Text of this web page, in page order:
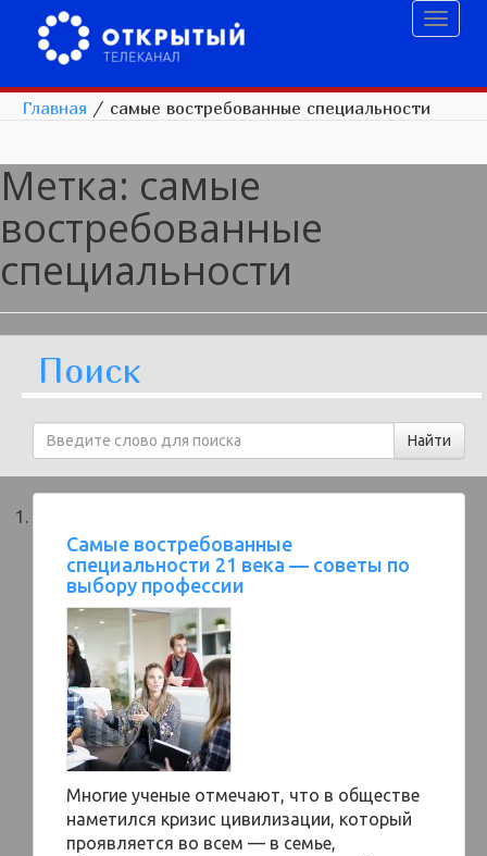
Главная / самые востребованные специальности
Метка: самые
востребованные
специальности
Поиск
Самые востребованные
специальности 21 века — советы по
выбору профессии
Многие ученые отмечают, что в обществе
наметился кризис цивилизации, который
проявляется во всем — в семье,